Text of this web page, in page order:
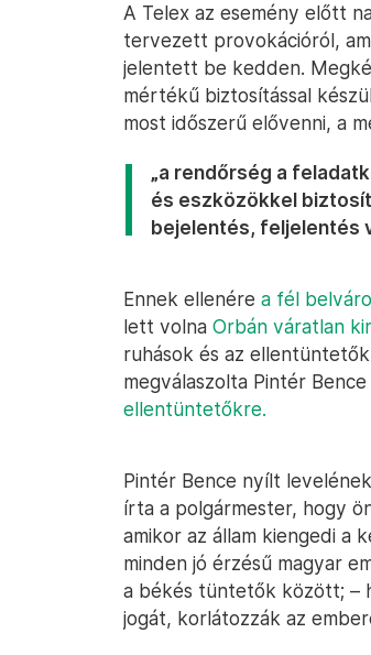
A Telex az esemény előtt
tervezett provokációról,
jelentett be kedden.
mértékű biztosítással
most időszerű elővenni, a
„a rendőrség a
és eszközökkel
bejelentés, feljelentés
Ennek ellenére a fél
lett volna Orbán váratlan
ruhások és az
megválaszolta Pintér
ellentüntetőkre.
Pintér Bence nyílt
írta a polgármester, hogy
amikor az állam kiengedi a
minden jó érzésű magyar
a békés tüntetők között; –
jogát, korlátozzák az